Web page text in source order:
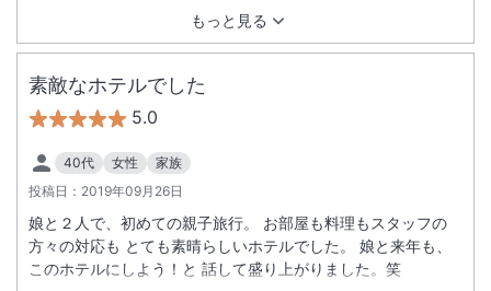
もっと見る
ます。子供連れも含めて考えなければならないのでしょうが、
大人としては全体的に見ると悩みました。満足度は非常に高い
ので今後の利用も十分有りと思っており、オススメです。
素敵なホテルでした
5.0
40代 女性
家族
投稿日： 2019年09月26日
娘と２人で、初めての親子旅行。 お部屋も料理もスタッフの
方々の対応も とても素晴らしいホテルでした。 娘と来年も、
このホテルにしよう！と 話して盛り上がりました。笑